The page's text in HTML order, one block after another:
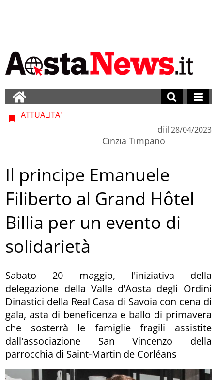
ATTUALITA'
di
Cinzia Timpano
il 28/04/2023
Il principe Emanuele
Filiberto al Grand Hôtel
Billia per un evento di
solidarietà
Sabato 20 maggio, l'iniziativa della
delegazione della Valle d'Aosta degli Ordini
Dinastici della Real Casa di Savoia con cena di
gala, asta di beneficenza e ballo di primavera
che sosterrà le famiglie fragili assistite
dall'associazione San Vincenzo della
parrocchia di Saint-Martin de Corléans